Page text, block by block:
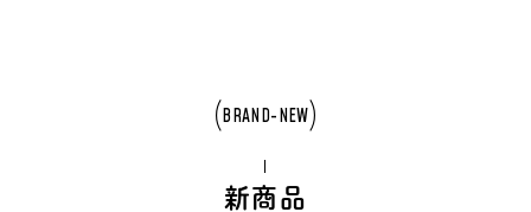
BRAND-NEW
新商品